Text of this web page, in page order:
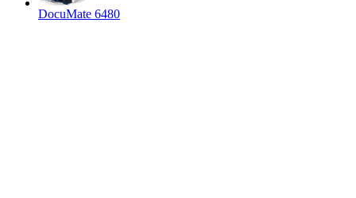
DocuMate 6480